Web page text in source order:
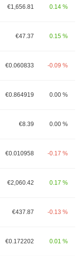
€1,656.81 0.14 %
€47.37 0.15 %
€0.060833 -0.09 %
€0.864919 0.00 %
€8.39 0.00 %
€0.010958 -0.17 %
€2,060.42 0.17 %
€437.87 -0.13 %
€0.172202 0.01 %